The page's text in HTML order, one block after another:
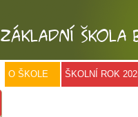
O ŠKOLE ŠKOLNÍ ROK